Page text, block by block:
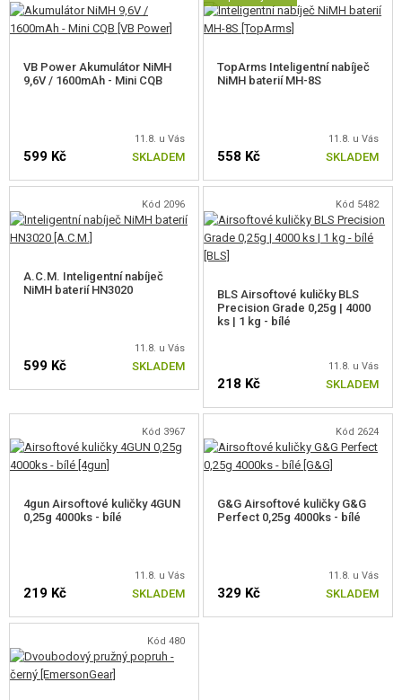
VB Power Akumulátor NiMH
9,6V / 1600mAh - Mini CQB
11.8. u Vás
599 Kč SKLADEM
TopArms Inteligentní nabíječ
NiMH baterií MH-8S
11.8. u Vás
558 Kč SKLADEM
Kód 2096
A.C.M. Inteligentní nabíječ
NiMH baterií HN3020
11.8. u Vás
599 Kč SKLADEM
Kód 5482
BLS Airsoftové kuličky BLS
Precision Grade 0,25g | 4000
ks | 1 kg - bílé
11.8. u Vás
218 Kč SKLADEM
Kód 3967
4gun Airsoftové kuličky 4GUN
0,25g 4000ks - bílé
11.8. u Vás
219 Kč SKLADEM
Kód 2624
G&G Airsoftové kuličky G&G
Perfect 0,25g 4000ks - bílé
11.8. u Vás
329 Kč SKLADEM
Kód 480